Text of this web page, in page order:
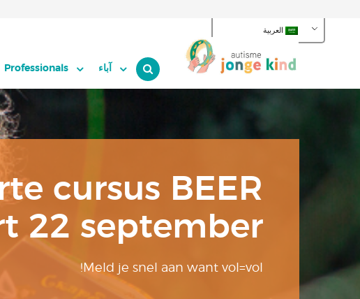
العربية
آباء Professionals
cursus BEER
22 september
Meld je snel aan want vol=vol!